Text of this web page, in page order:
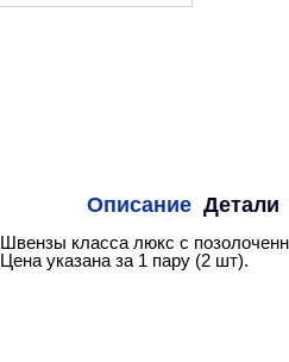
Описание Детали
Швензы класса люкс с
Цена указана за 1 пару (2 шт).